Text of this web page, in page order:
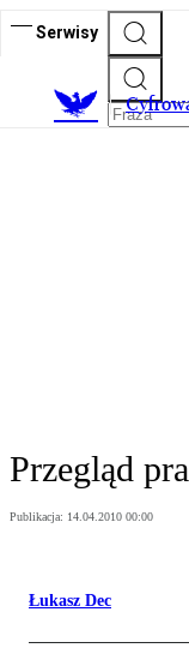
Serwisy
C
Przegląd
Publikacja: 14.04.2010 00:00
Łukasz Dec